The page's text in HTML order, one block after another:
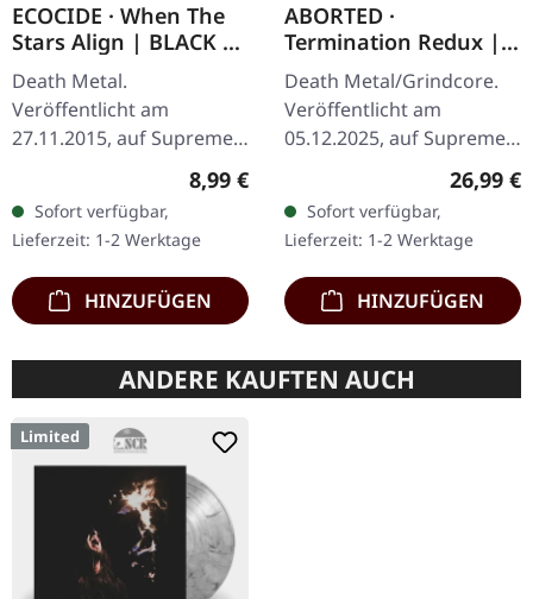
ECOCIDE · When The
Stars Align | BLACK 7"
EP
Death Metal.
Veröffentlicht am
27.11.2015, auf Supreme
Chaos Records. Schweres
schwarzes 7" Vinyl im
dicken Cover. Limitiert auf
200 handnummerierte…
Regulärer Preis:
8,99 €
Sofort verfügbar,
Lieferzeit: 1-2 Werktage
HINZUFÜGEN
ABORTED ·
Termination Redux |
ORANGE/BLACK
SPLATTER LP
Death Metal/Grindcore.
Veröffentlicht am
05.12.2025, auf Supreme
Orangenes Vinyl mit
schwarzen Splattern -
"Slash Splatter Vinyl".…
26,99 €
Sofort verfügbar,
Lieferzeit: 1-2 Werktage
HINZUFÜGEN
ANDERE KAUFTEN AUCH
Limited